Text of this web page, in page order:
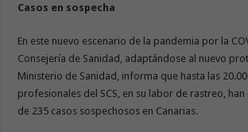
Casos en sospecha
En este nuevo escenario de la pandemia por la
Consejería de Sanidad, adaptándose al nuevo
Ministerio de Sanidad, informa que hasta las
profesionales del SCS, en su labor de rastreo,
de 235 casos sospechosos en Canarias.